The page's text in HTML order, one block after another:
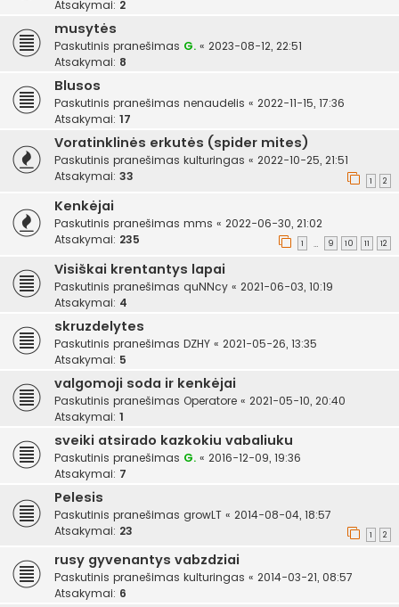
Atsakymai: 2
musytės
Paskutinis pranešimas G. « 2023-08-12, 22:51
Atsakymai: 8
Blusos
Paskutinis pranešimas nenaudelis « 2022-11-15, 17:36
Atsakymai: 17
Voratinklinės erkutės (spider mites)
Paskutinis pranešimas kulturingas « 2022-10-25, 21:51
Atsakymai: 33 1 2
Kenkėjai
Paskutinis pranešimas mms « 2022-06-30, 21:02
Atsakymai: 235 1 … 9 10 11 12
Visiškai krentantys lapai
Paskutinis pranešimas quNNcy « 2021-06-03, 10:19
Atsakymai: 4
skruzdelytes
Paskutinis pranešimas DZHY « 2021-05-26, 13:35
Atsakymai: 5
valgomoji soda ir kenkėjai
Paskutinis pranešimas Operatore « 2021-05-10, 20:40
Atsakymai: 1
sveiki atsirado kazkokiu vabaliuku
Paskutinis pranešimas G. « 2016-12-09, 19:36
Atsakymai: 7
Pelesis
Paskutinis pranešimas growLT « 2014-08-04, 18:57
Atsakymai: 23 1 2
rusy gyvenantys vabzdziai
Paskutinis pranešimas kulturingas « 2014-03-21, 08:57
Atsakymai: 6